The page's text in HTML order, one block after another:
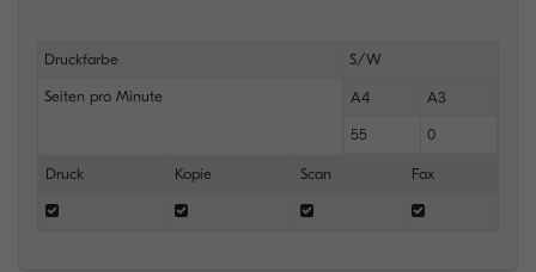
Druckfarbe S/W
Seiten pro Minute A4 A3
55 0
Druck Kopie Scan Fax